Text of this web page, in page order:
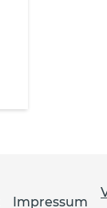
Impressum